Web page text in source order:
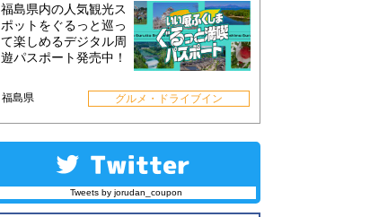
福島県内の人気観光ス
ポットをぐるっと巡っ
て楽しめるデジタル周
遊パスポート発売中！
福島県 グルメ・ドライブイン
Tweets by jorudan_coupon